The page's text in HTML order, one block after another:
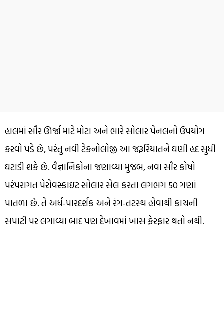
હાલમાં સૌર ઊર્જા માટે મોટા અને ભારે સોલાર પેનલનો ઉપયોગ
કરવો પડે છે, પરંતુ નવી ટેકનોલોજી આ જરૂરિયાતને ઘણી હદ સુધી
ઘટાડી શકે છે. વૈજ્ઞાનિકોના જણાવ્યા મુજબ, નવા સૌર કોષો
પરંપરાગત પેરોવસ્કાઇટ સોલાર સેલ કરતા લગભગ 50 ગણાં
પાતળા છે. તે અર્ધ-પારદર્શક અને રંગ-તટસ્થ હોવાથી કાચની
સપાટી પર લગાવ્યા બાદ પણ દેખાવમાં ખાસ ફેરફાર થતો નથી.